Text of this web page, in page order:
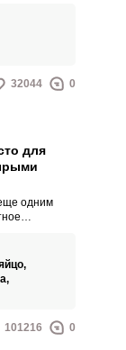
теста для
32044 0
для
одним
101216 0